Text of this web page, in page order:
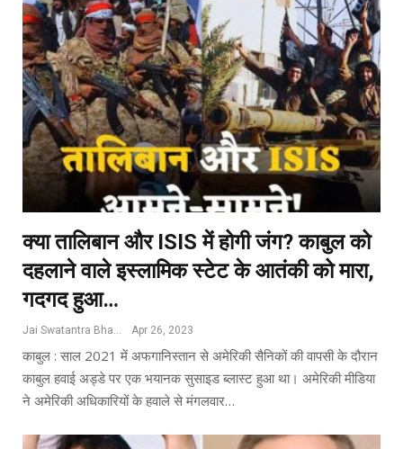
क्या तालिबान और ISIS में होगी जंग? काबुल को
दहलाने वाले इस्लामिक स्टेट के आतंकी को मारा,
गदगद हुआ…
Apr 26, 2023
काबुल : साल 2021 में अफगानिस्तान से अमेरिकी सैनिकों की वापसी के दौरान
काबुल हवाई अड्डे पर एक भयानक सुसाइड ब्लास्ट हुआ था। अमेरिकी मीडिया
ने अमेरिकी अधिकारियों के हवाले से मंगलवार…